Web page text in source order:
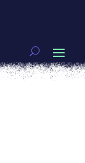
Vivas nos
Nombre